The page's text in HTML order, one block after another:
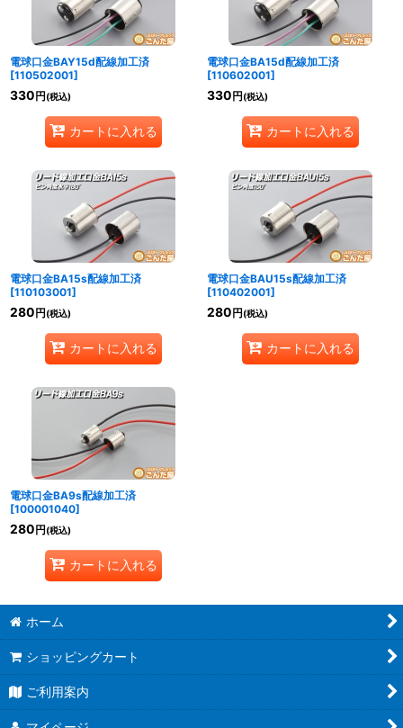
電球口金BAY15d配線加工済
[110502001]
330円(税込)
カートに入れる
電球口金BA15d配線加工済
[110602001]
330円(税込)
カートに入れる
電球口金BA15s配線加工済
[110103001]
280円(税込)
カートに入れる
電球口金BAU15s配線加工済
[110402001]
280円(税込)
カートに入れる
電球口金BA9s配線加工済
[100001040]
280円(税込)
カートに入れる
ホーム
ショッピングカート
ご利用案内